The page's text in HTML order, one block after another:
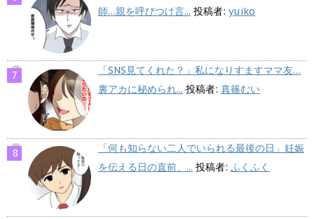
師…親を呼びつけ言... 投稿者: yuiko
「SNS見てくれた？」私になりすますママ友…
裏アカに秘められ... 投稿者: 真篠むい
「何も知らない二人でいられる最後の日」妊娠
を伝える日の直前、... 投稿者: ふくふく